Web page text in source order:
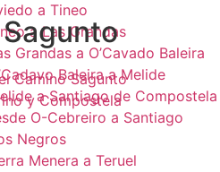
a Tineo
a Las Grandas
Grandas a O’Cavado Baleira
Baleira a Melide
a Santiago de Compostela
O-Cebreiro a Santiago
Negros
Menera a Teruel
Camino Sagunto
y Compostela